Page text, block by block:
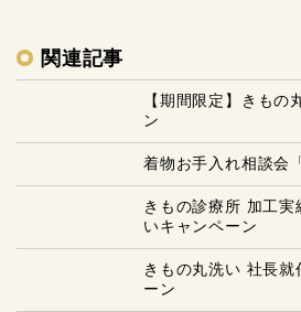
関連記事
【期間限定】きもの
ン
着物お手入れ相談会
きもの診療所 加工
いキャンペーン
きもの丸洗い 社長
ーン